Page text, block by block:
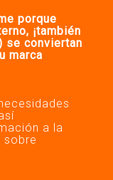
porque
¡también
se conviertan
marca
a la
sobre